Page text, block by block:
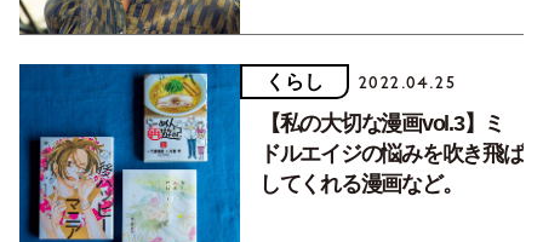
くらし 2022.04.25
【私の大切な漫画vol.3】ミ
ドルエイジの悩みを吹き飛ば
してくれる漫画など。